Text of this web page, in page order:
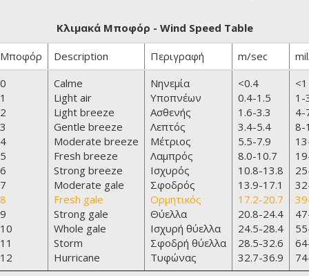
Κλιμακά Μποφόρ - Wind Speed Table
Μποφόρ Description Περιγραφή m/sec
0
1
2
3
4
5
6
7
8
9
10
11
12
Calme
Light air
Light breeze
Gentle breeze
Moderate breeze
Fresh breeze
Strong breeze
Moderate gale
Fresh gale
Strong gale
Whole gale
Storm
Hurricane
Νηνεμία
Υποπνέων
Ασθενής
Λεπτός
Μέτριος
Λαμπρός
Ισχυρός
Σφοδρός
Ορμητικός
Θύελλα
Ισχυρή θύελλα
Σφοδρή θύελλα
Τυφώνας
<0.4
0.4-1.5
1.6-3.3
3.4-5.4
5.5-7.9
8.0-10.7
10.8-13.8
13.9-17.1
17.2-20.7
20.8-24.4
24.5-28.4
28.5-32.6
32.7-36.9
<1
1-
4-
8-